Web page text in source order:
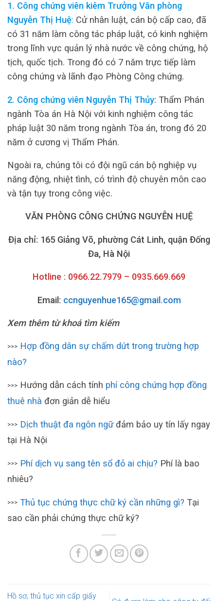
1. Công chứng viên kiêm Trưởng Văn phòng
Nguyễn Thị Huệ: Cử nhân luật, cán bộ cấp cao, đã
có 31 năm làm công tác pháp luật, có kinh nghiệm
trong lĩnh vực quản lý nhà nước về công chứng, hộ
tịch, quốc tịch. Trong đó có 7 năm trực tiếp làm
công chứng và lãnh đạo Phòng Công chứng.
2. Công chứng viên Nguyễn Thị Thủy: Thẩm Phán
ngành Tòa án Hà Nội với kinh nghiệm công tác
pháp luật 30 năm trong ngành Tòa án, trong đó 20
năm ở cương vị Thẩm Phán.
Ngoài ra, chúng tôi có đội ngũ cán bộ nghiệp vụ
năng động, nhiệt tình, có trình độ chuyên môn cao
và tận tụy trong công việc.
VĂN PHÒNG CÔNG CHỨNG NGUYỄN HUỆ
Địa chỉ: 165 Giảng Võ, phường Cát Linh, quận Đống
Đa, Hà Nội
Hotline : 0966.22.7979 – 0935.669.669
Email: ccnguyenhue165@gmail.com
Xem thêm từ khoá tìm kiếm
>>> Hợp đồng dân sự chấm dứt trong trường hợp
nào?
>>> Hướng dẫn cách tính phí công chứng hợp đồng
thuê nhà đơn giản dễ hiểu
>>> Dịch thuật đa ngôn ngữ đảm bảo uy tín lấy ngay
tại Hà Nội
>>> Phí dịch vụ sang tên sổ đỏ ai chịu? Phí là bao
nhiêu?
>>> Thủ tục chứng thực chữ ký cần những gì? Tại
sao cần phải chứng thực chữ ký?
Hồ sơ, thủ tục xin cấp giấy